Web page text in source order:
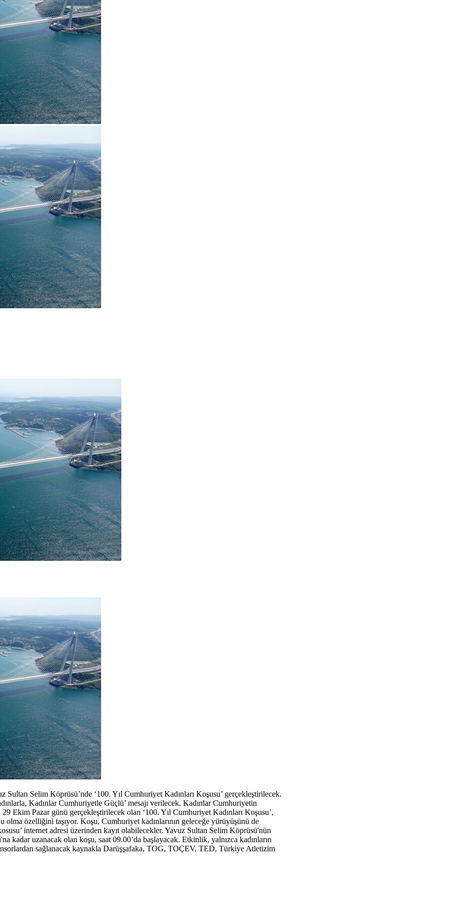
Sultan Selim Köprüsü’nde ‘100. Yıl Cumhuriyet Kadınları Koşusu’ gerçekleştirilecek.
Kadınlar Cumhuriyetle Güçlü’ mesajı verilecek. Kadınlar Cumhuriyetin
Ekim Pazar günü gerçekleştirilecek olan ‘100. Yıl Cumhuriyet Kadınları Koşusu’,
özelliğini taşıyor. Koşu, Cumhuriyet kadınlarının geleceğe yürüyüşünü de
internet adresi üzerinden kayıt olabilecekler. Yavuz Sultan Selim Köprüsü'nün
kadar uzanacak olan koşu, saat 09.00’da başlayacak. Etkinlik, yalnızca kadınların
sağlanacak kaynakla Darüşşafaka, TOG, TOÇEV, TED, Türkiye Atletizim